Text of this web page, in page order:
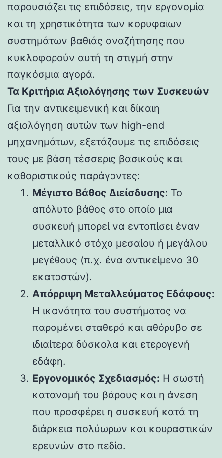
παρουσιάζει τις επιδόσεις, την εργονομία
και τη χρηστικότητα των κορυφαίων
συστημάτων βαθιάς αναζήτησης που
κυκλοφορούν αυτή τη στιγμή στην
παγκόσμια αγορά.
Τα Κριτήρια Αξιολόγησης των Συσκευών
Για την αντικειμενική και δίκαιη
αξιολόγηση αυτών των high-end
μηχανημάτων, εξετάζουμε τις επιδόσεις
τους με βάση τέσσερις βασικούς και
καθοριστικούς παράγοντες:
Μέγιστο Βάθος Διείσδυσης: Το
απόλυτο βάθος στο οποίο μια
συσκευή μπορεί να εντοπίσει έναν
μεταλλικό στόχο μεσαίου ή μεγάλου
μεγέθους (π.χ. ένα αντικείμενο 30
εκατοστών).
Απόρριψη Μεταλλεύματος Εδάφους:
Η ικανότητα του συστήματος να
παραμένει σταθερό και αθόρυβο σε
ιδιαίτερα δύσκολα και ετερογενή
εδάφη.
Εργονομικός Σχεδιασμός: Η σωστή
κατανομή του βάρους και η άνεση
που προσφέρει η συσκευή κατά τη
διάρκεια πολύωρων και κουραστικών
ερευνών στο πεδίο.